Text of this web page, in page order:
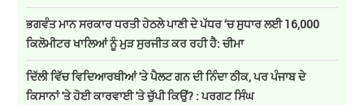
ਭਗਵੰਤ ਮਾਨ ਸਰਕਾਰ ਧਰਤੀ ਹੇਠਲੇ ਪਾਣੀ ਦੇ ਪੱਧਰ ‘ਚ ਸੁਧਾਰ ਲਈ 16,000
ਕਿਲੋਮੀਟਰ ਖਾਲਿਆਂ ਨੂੰ ਮੁੜ ਸੁਰਜੀਤ ਕਰ ਰਹੀ ਹੈ: ਚੀਮਾ
ਦਿੱਲੀ ਵਿੱਚ ਵਿਦਿਆਰਥੀਆਂ 'ਤੇ ਪੈਲਟ ਗਨ ਦੀ ਨਿੰਦਾ ਠੀਕ, ਪਰ ਪੰਜਾਬ ਦੇ
ਕਿਸਾਨਾਂ 'ਤੇ ਹੋਈ ਕਾਰਵਾਈ 'ਤੇ ਚੁੱਪੀ ਕਿਉਂ? : ਪਰਗਟ ਸਿੰਘ